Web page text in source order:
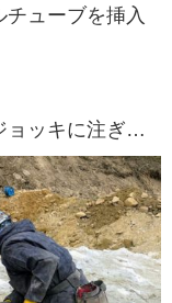
ューブを挿入
ョッキに注ぎ…